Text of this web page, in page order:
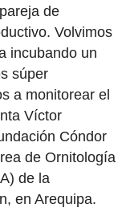
de
Volvimos
incubando un
súper
a monitorear el
Víctor
Cóndor
de Ornitología
de la
en Arequipa.